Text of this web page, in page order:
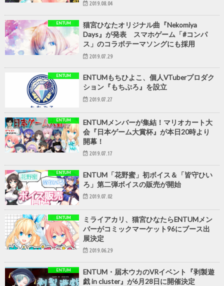
2019.08.04
ENTUM
猫宮ひなたオリジナル曲『Nekomiya
Days』が発表 スマホゲーム「#コンパ
ス」のコラボテーマソングにも採用
2019.07.29
ENTUM
ENTUMもちひよこ、個人VTuberプロダク
ション『もちぷろ』を設立
2019.07.27
ENTUM
ENTUMメンバーが集結！マリオカート大
会『日本ゲーム大賞杯』が本日20時より
開幕！
2019.07.17
ENTUM
ENTUM「花野蜜」初ボイス＆「皆守ひい
ろ」第二弾ボイスの販売が開始
2019.07.02
ENTUM
ミライアカリ、猫宮ひなたらENTUMメン
バーがコミックマーケット96にブース出
展決定
2019.06.29
ENTUM
ENTUM・届木ウカのVRイベント『剥製遊
戯 in cluster』が6月28日に開催決定